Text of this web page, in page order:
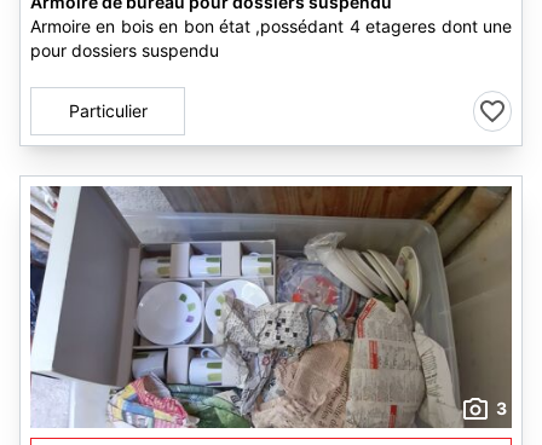
Armoire en bois en bon état ,possédant 4 etageres dont une
pour dossiers suspendu
Particulier
3